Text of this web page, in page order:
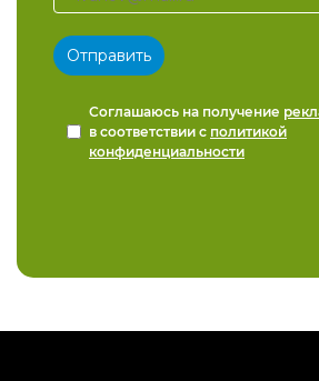
Соглашаюсь на получение
в соответствии с политикой
конфиденциальности